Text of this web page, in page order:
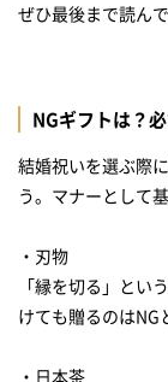
ぜひ最後まで読ん
NGギフトは？
結婚祝いを選ぶ際
う。マナーとして
・刃物
「縁を切る」とい
けても贈るのはNG
・日本茶